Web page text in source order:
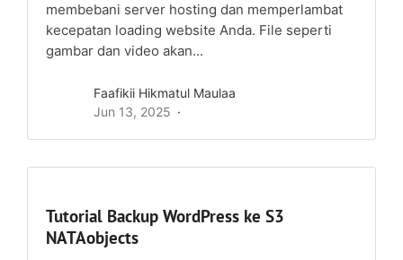
membebani server hosting dan memperlambat
kecepatan loading website Anda. File seperti
gambar dan video akan...
Faafikii Hikmatul Maulaa
Jun 13, 2025
Tutorial Backup WordPress ke S3
NATAobjects